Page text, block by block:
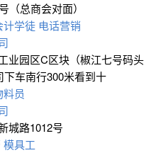
（总商会对面）
计学徒 电话营销
业园区C区块（椒江七号码头
车南行300米看到十
料员
城路1012号
模具工